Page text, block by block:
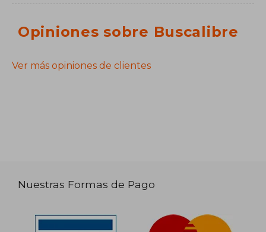
Opiniones sobre Buscalibre
Ver más opiniones de clientes
Nuestras Formas de Pago